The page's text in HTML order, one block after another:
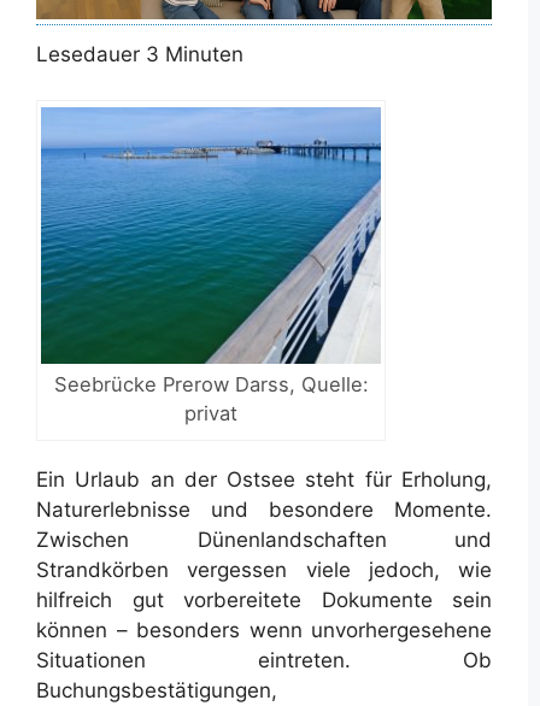
Lesedauer 3 Minuten
Seebrücke Prerow Darss, Quelle:
privat
Ein Urlaub an der Ostsee steht für Erholung,
Naturerlebnisse und besondere Momente.
Zwischen Dünenlandschaften und
Strandkörben vergessen viele jedoch, wie
hilfreich gut vorbereitete Dokumente sein
können – besonders wenn unvorhergesehene
Situationen eintreten. Ob
Buchungsbestätigungen,